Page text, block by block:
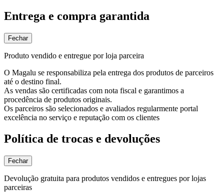
Entrega e compra garantida
Fechar
Produto vendido e entregue por loja parceira
O Magalu se responsabiliza pela entrega dos produtos de parceiros
até o destino final.
As vendas são certificadas com nota fiscal e garantimos a
procedência de produtos originais.
Os parceiros são selecionados e avaliados regularmente portal
excelência no serviço e reputação com os clientes
Política de trocas e devoluções
Fechar
Devolução gratuita para produtos vendidos e entregues por lojas
parceiras